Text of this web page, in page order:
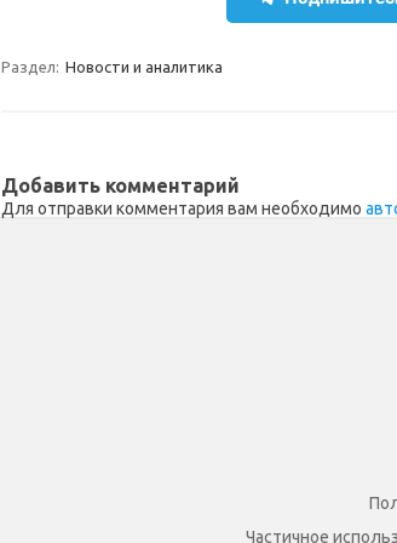
ik
и
Раздел: Новости и аналитика
Добавить комментарий
Для отправки комментария вам необходимо
Частичное